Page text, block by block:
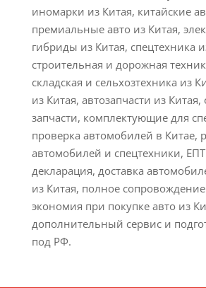
иномарки из Китая, китайские
премиальные авто из Китая,
гибриды из Китая, спецтехника
строительная и дорожная
складская и сельхозтехника из
из Китая, автозапчасти из
запчасти, комплектующие для
проверка автомобилей в Китае,
автомобилей и спецтехники,
декларация, доставка
из Китая, полное
экономия при покупке авто из
дополнительный сервис и
под РФ.